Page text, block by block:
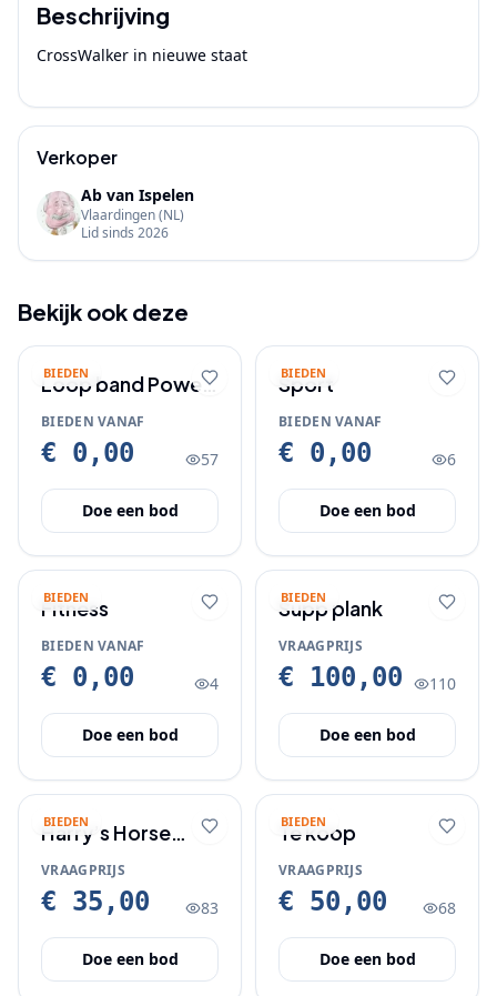
Beschrijving
CrossWalker in nieuwe staat
Verkoper
Ab van Ispelen
Vlaardingen(NL)
Lid sinds 2026
Bekijk ook deze
BIEDEN
Loop band Power
Peak
BIEDEN VANAF
€ 0,00 57
Doe een bod
BIEDEN
Sport
BIEDEN VANAF
€ 0,00 6
Doe een bod
BIEDEN
Fitness
BIEDEN VANAF
€ 0,00 4
Doe een bod
BIEDEN
Supp plank
VRAAGPRIJS
€ 100,00 110
Doe een bod
BIEDEN
Harry’s Horse
paardrijcap - maat
M/L
VRAAGPRIJS
€ 35,00 83
Doe een bod
BIEDEN
Te koop
VRAAGPRIJS
€ 50,00 68
Doe een bod